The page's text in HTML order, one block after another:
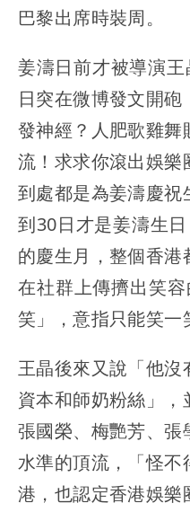
巴黎出席時裝周。
姜濤日前才被導演
日突在微博發文開
發神經？人肥歌雞
流！求求你滾出娛
到處都是為姜濤慶
到30日才是姜濤生
的慶生月，整個香
在社群上傳擠出笑
笑」，意指只能笑一
王晶後來又說「他
資本和師奶粉絲」
張國榮、梅艷芳、
水準的頂流，「怪
港，也認定香港娛樂